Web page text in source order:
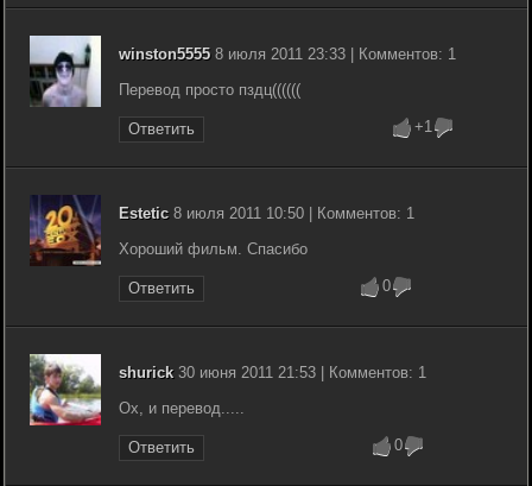
winston55558 июля 2011 23:33 | Комментов: 1
Перевод просто пздц((((((
Ответить +1
Estetic8 июля 2011 10:50 | Комментов: 1
Хороший фильм. Спасибо
Ответить 0
shurick30 июня 2011 21:53 | Комментов: 1
Ох, и перевод.....
Ответить 0